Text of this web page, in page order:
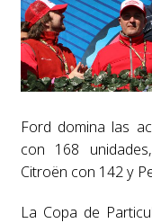
Ford domina las
con 168
Citroën con 142 y
La Copa de